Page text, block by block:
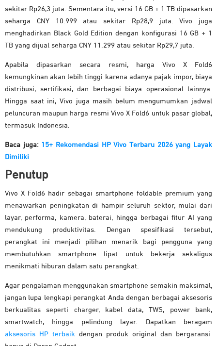
sekitar Rp26,3 juta. Sementara itu, versi 16 GB + 1 TB dipasarkan
seharga CNY 10.999 atau sekitar Rp28,9 juta. Vivo juga
menghadirkan Black Gold Edition dengan konfigurasi 16 GB + 1
TB yang dijual seharga CNY 11.299 atau sekitar Rp29,7 juta.
Apabila dipasarkan secara resmi, harga Vivo X Fold6
kemungkinan akan lebih tinggi karena adanya pajak impor, biaya
distribusi, sertifikasi, dan berbagai biaya operasional lainnya.
Hingga saat ini, Vivo juga masih belum mengumumkan jadwal
peluncuran maupun harga resmi Vivo X Fold6 untuk pasar global,
termasuk Indonesia.
Baca juga: 15+ Rekomendasi HP Vivo Terbaru 2026 yang Layak
Dimiliki
Penutup
Vivo X Fold6 hadir sebagai smartphone foldable premium yang
menawarkan peningkatan di hampir seluruh sektor, mulai dari
layar, performa, kamera, baterai, hingga berbagai fitur AI yang
mendukung produktivitas. Dengan spesifikasi tersebut,
perangkat ini menjadi pilihan menarik bagi pengguna yang
membutuhkan smartphone lipat untuk bekerja sekaligus
menikmati hiburan dalam satu perangkat.
Agar pengalaman menggunakan smartphone semakin maksimal,
jangan lupa lengkapi perangkat Anda dengan berbagai aksesoris
berkualitas seperti charger, kabel data, TWS, power bank,
smartwatch, hingga pelindung layar. Dapatkan beragam
aksesoris HP terbaik dengan produk original dan bergaransi